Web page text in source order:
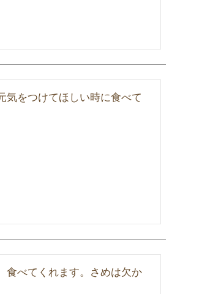
気をつけてほしい時に食べて
食べてくれます。さめは欠か